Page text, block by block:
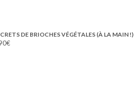
DE BRIOCHES VÉGÉTALES (À LA MAIN !)
€